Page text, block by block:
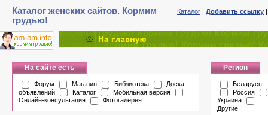
Каталог женских сайтов. Кормим
грудью!
Каталог | Добавить ссылку
На сайте есть
Форум Магазин Библиотека
Доска
объявлений
Каталог
Мобильная версия
Онлайн-консультация
Фотогалерея
Регион
Беларусь
Россия
Украина
Другие